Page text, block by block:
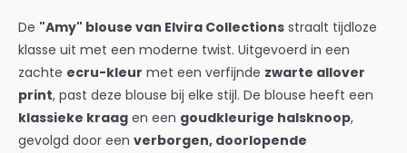
De "Amy" blouse van Elvira Collections straalt tijdloze
klasse uit met een moderne twist. Uitgevoerd in een
zachte ecru-kleur met een verfijnde zwarte allover
print, past deze blouse bij elke stijl. De blouse heeft een
klassieke kraag en een goudkleurige halsknoop,
gevolgd door een verborgen, doorlopende